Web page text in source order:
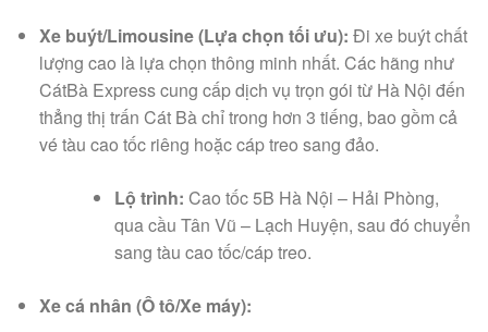
Xe buýt/Limousine (Lựa chọn tối ưu): Đi xe buýt chất
lượng cao là lựa chọn thông minh nhất. Các hãng như
CátBà Express cung cấp dịch vụ trọn gói từ Hà Nội đến
thẳng thị trấn Cát Bà chỉ trong hơn 3 tiếng, bao gồm cả
vé tàu cao tốc riêng hoặc cáp treo sang đảo.
Lộ trình: Cao tốc 5B Hà Nội – Hải Phòng,
qua cầu Tân Vũ – Lạch Huyện, sau đó chuyển
sang tàu cao tốc/cáp treo.
Xe cá nhân (Ô tô/Xe máy):